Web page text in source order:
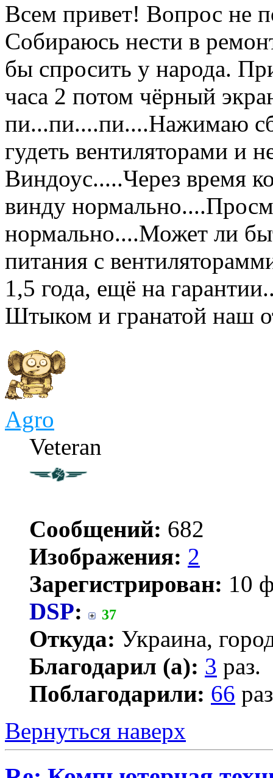
Всем привет! Вопрос не
Собираюсь нести в
бы спросить у народа.
часа 2 потом чёрный
пи...пи....пи....Нажимаю
гудеть вентиляторами и
Виндоус.....Через время
винду
нормально....Может ли
питания с
1,5 года, ещё на
Штыком и гранатой наш
Agro
Veteran
Сообщений: 682
Изображения: 2
Зарегистрирован: 10
DSP: 37
Откуда: Украина,
Благодарил (а): 3 раз.
Поблагодарили: 66
Вернуться наверх